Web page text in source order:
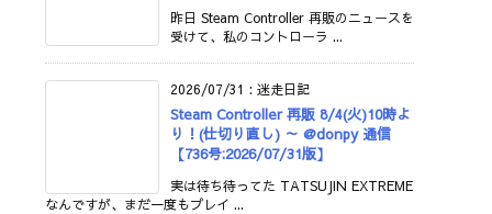
昨日 Steam Controller 再販のニュースを
受けて、私のコントローラ ...
2026/07/31 : 迷走日記
Steam Controller 再販 8/4(火)10時よ
り！(仕切り直し) ～ @donpy 通信
【736号:2026/07/31版】
実は待ち待ってた TATSUJIN EXTREME
なんですが、まだ一度もプレイ ...